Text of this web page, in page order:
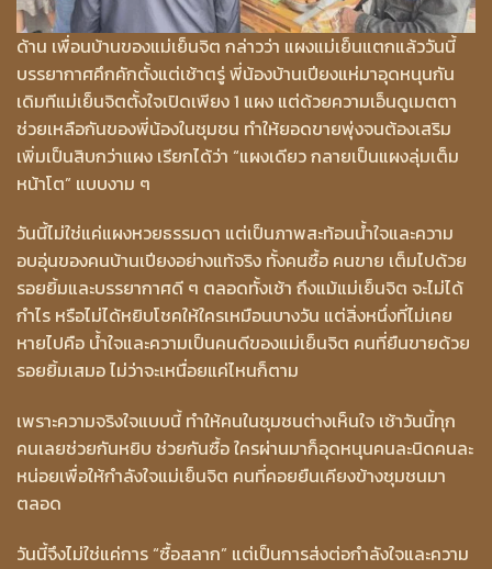
ด้าน เพื่อนบ้านของแม่เย็นจิต กล่าวว่า แผงแม่เย็นแตกแล้ววันนี้
บรรยากาศคึกคักตั้งแต่เช้าตรู่ พี่น้องบ้านเปียงแห่มาอุดหนุนกัน
เดิมทีแม่เย็นจิตตั้งใจเปิดเพียง 1 แผง แต่ด้วยความเอ็นดูเมตตา
ช่วยเหลือกันของพี่น้องในชุมชน ทำให้ยอดขายพุ่งจนต้องเสริม
เพิ่มเป็นสิบกว่าแผง เรียกได้ว่า “แผงเดียว กลายเป็นแผงลุ่มเต็ม
หน้าโต” แบบงาม ๆ
วันนี้ไม่ใช่แค่แผงหวยธรรมดา แต่เป็นภาพสะท้อนน้ำใจและความ
อบอุ่นของคนบ้านเปียงอย่างแท้จริง ทั้งคนซื้อ คนขาย เต็มไปด้วย
รอยยิ้มและบรรยากาศดี ๆ ตลอดทั้งเช้า ถึงแม้แม่เย็นจิต จะไม่ได้
กำไร หรือไม่ได้หยิบโชคให้ใครเหมือนบางวัน แต่สิ่งหนึ่งที่ไม่เคย
หายไปคือ น้ำใจและความเป็นคนดีของแม่เย็นจิต คนที่ยืนขายด้วย
รอยยิ้มเสมอ ไม่ว่าจะเหนื่อยแค่ไหนก็ตาม
เพราะความจริงใจแบบนี้ ทำให้คนในชุมชนต่างเห็นใจ เช้าวันนี้ทุก
คนเลยช่วยกันหยิบ ช่วยกันซื้อ ใครผ่านมาก็อุดหนุนคนละนิดคนละ
หน่อยเพื่อให้กำลังใจแม่เย็นจิต คนที่คอยยืนเคียงข้างชุมชนมา
ตลอด
วันนี้จึงไม่ใช่แค่การ “ซื้อสลาก” แต่เป็นการส่งต่อกำลังใจและความ